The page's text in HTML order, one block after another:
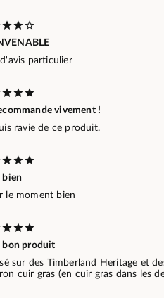
particulier
vivement !
ravie de ce produit.
bien
le moment bien
bon produit
sur des Timberland Heritage et
cuir gras (en cuir gras dans les